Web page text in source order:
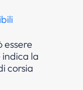
essere
la
corsia